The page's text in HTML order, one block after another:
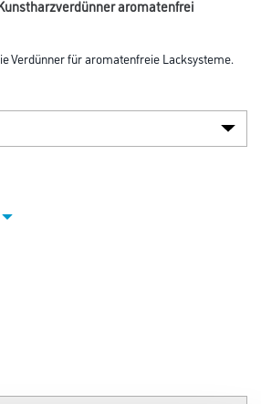
aromatenfrei
Verdünner für aromatenfreie Lacksysteme.